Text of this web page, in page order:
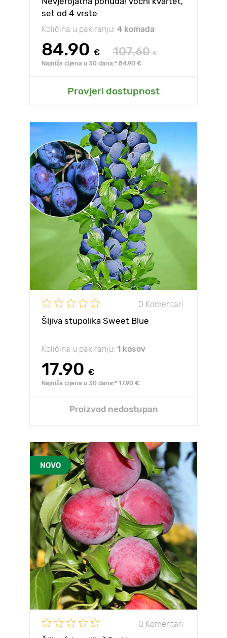
set od 4 vrste
Količina u pakiranju: 4 komada
84.90 € 107.60 €
Najniža cijena u 30 dana:* 84.90 €
Provjeri dostupnost
0 Komentari
Šljiva stupolika Sweet Blue
Količina u pakiranju: 1 kosov
17.90 €
Najniža cijena u 30 dana:* 17.90 €
Proizvod nedostupan
NOVO
0 Komentari